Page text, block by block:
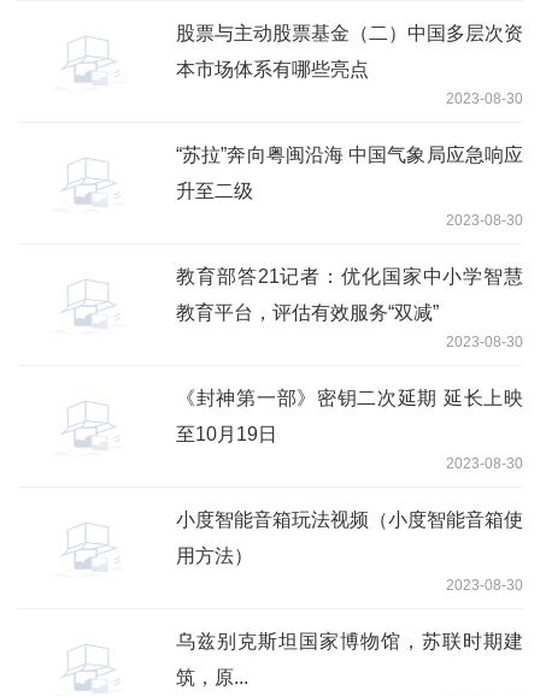
股票与主动股票基金（二）中国多层次资
本市场体系有哪些亮点
2023-08-30
“苏拉”奔向粤闽沿海 中国气象局应急响应
升至二级
2023-08-30
教育部答21记者：优化国家中小学智慧
教育平台，评估有效服务“双减”
2023-08-30
《封神第一部》密钥二次延期 延长上映
至10月19日
2023-08-30
小度智能音箱玩法视频（小度智能音箱使
用方法）
2023-08-30
乌兹别克斯坦国家博物馆，苏联时期建
筑，原...